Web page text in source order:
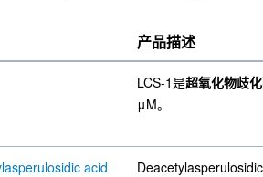
产品描述
LCS-1是超氧化物歧
μM。
acid